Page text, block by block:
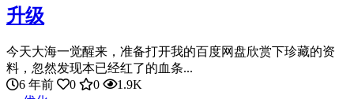
升级
今天大海一觉醒来，准备打开我的百度网盘欣赏下珍藏的资
料，忽然发现本已经红了的血条...
6 年前
0 0
1.9K